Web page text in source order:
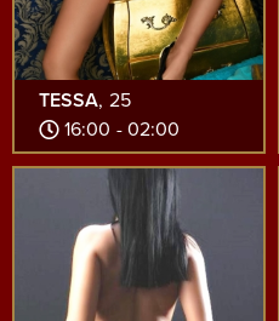
TESSA, 25
16:00 - 02:00